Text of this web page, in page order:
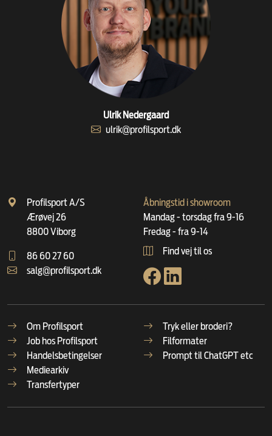
Ulrik Nedergaard
ulrik@profilsport.dk
Profilsport A/S
Ærøvej 26
8800 Viborg
86 60 27 60
salg@profilsport.dk
Åbningstid i showroom
Mandag - torsdag fra 9-16
Fredag - fra 9-14
Find vej til os
Om Profilsport
Job hos Profilsport
Handelsbetingelser
Mediearkiv
Transfertyper
Tryk eller broderi?
Filformater
Prompt til ChatGPT etc